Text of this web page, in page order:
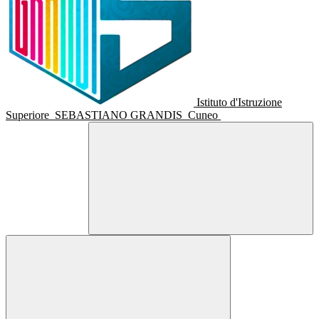
Istituto d'Istruzione
Superiore SEBASTIANO GRANDIS Cuneo